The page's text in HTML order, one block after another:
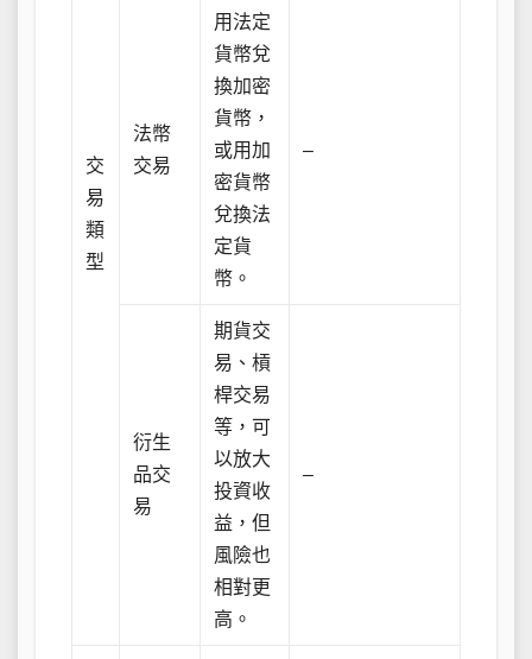
交
易
類
型
法幣
交易
用法定
貨幣兌
換加密
貨幣，
或用加
密貨幣
兌換法
定貨
幣。
–
衍生
品交
易
期貨交
易、槓
桿交易
等，可
以放大
投資收
益，但
風險也
相對更
高。
–